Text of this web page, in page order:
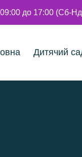
до 17:00 (Сб-
Дитячий